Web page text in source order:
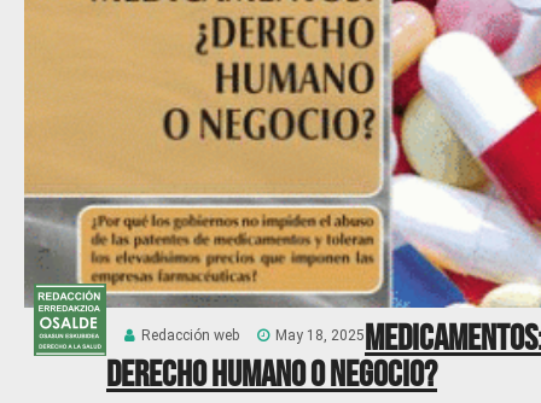
Redacción web May 18, 2025
Derecho humano o negocio?